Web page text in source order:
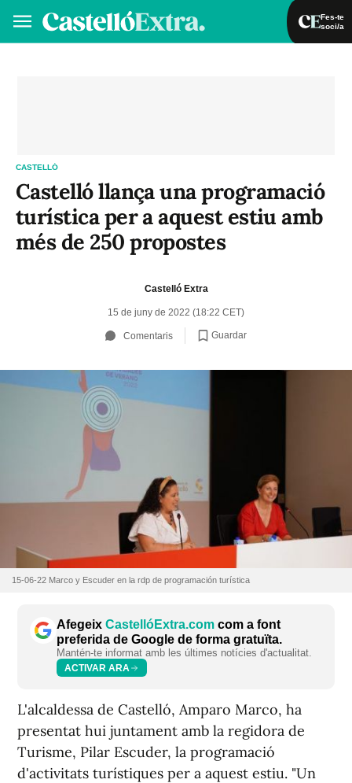
Fes-te
soci/a
CASTELLÓ
Castelló llança una programació
turística per a aquest estiu amb
més de 250 propostes
Castelló Extra
15 de juny de 2022 (18:22 CET)
Comentaris Guardar
15-06-22 Marco y Escuder en la rdp de programación turística
Afegeix CastellóExtra.com com a font
preferida de Google de forma gratuïta.
Mantén-te informat amb les últimes notícies d'actualitat.
ACTIVAR ARA
L'alcaldessa de Castelló, Amparo Marco, ha
presentat hui juntament amb la regidora de
Turisme, Pilar Escuder, la programació
d'activitats turístiques per a aquest estiu. "Un